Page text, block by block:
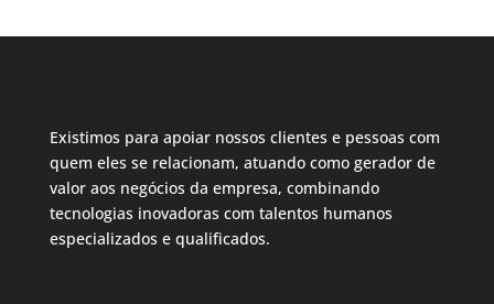
Existimos para apoiar nossos clientes e pessoas com
quem eles se relacionam, atuando como gerador de
valor aos negócios da empresa, combinando
tecnologias inovadoras com talentos humanos
especializados e qualificados.